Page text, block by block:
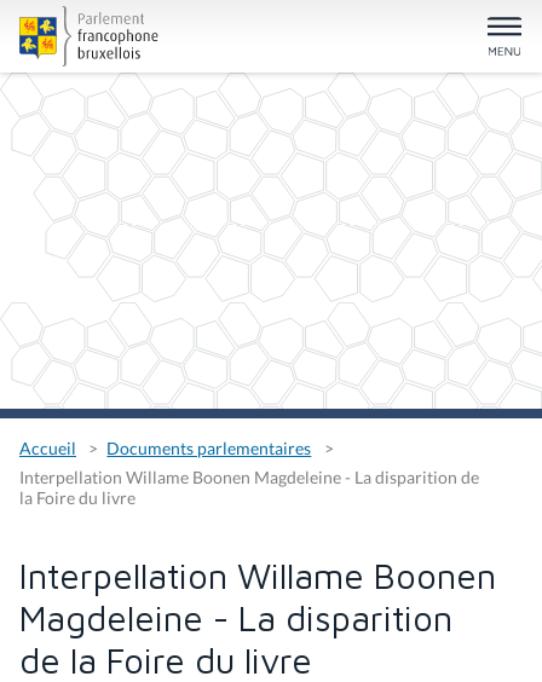
Accueil
Documents parlementaires
Interpellation Willame Boonen Magdeleine - La disparition de
la Foire du livre
Interpellation Willame Boonen
Magdeleine - La disparition
de la Foire du livre